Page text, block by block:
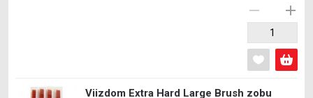
Viizdom Extra Hard Large Brush zobu